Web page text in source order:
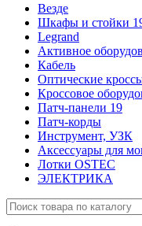
Везде
Шкафы и стойки
Legrand
Активное
Кабель
Оптические
Кроссовое
Патч-панели 19
Патч-корды
Инструмент, УЗК
Аксессуары для
Лотки OSTEC
ЭЛЕКТРИКА